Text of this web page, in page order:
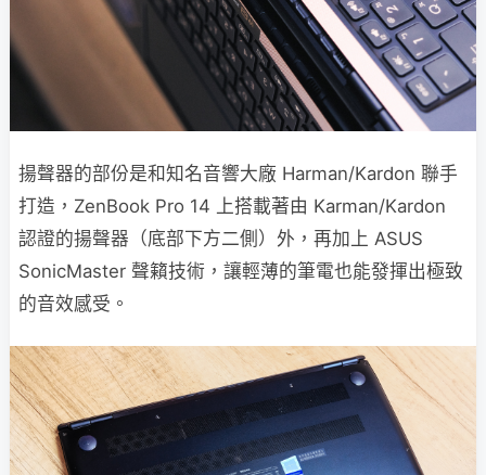
揚聲器的部份是和知名音響大廠 Harman/Kardon 聯手
打造，ZenBook Pro 14 上搭載著由 Karman/Kardon
認證的揚聲器（底部下方二側）外，再加上 ASUS
SonicMaster 聲籟技術，讓輕薄的筆電也能發揮出極致
的音效感受。